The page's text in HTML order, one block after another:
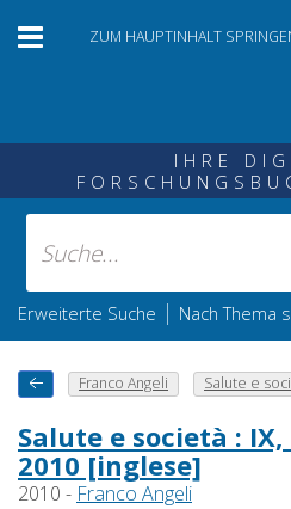
ZUM HAUPTINHALT
IHRE
Erweiterte Suche | Nach Thema
Franco Angeli Salute e
Salute e società :
2010 [inglese]
2010 - Franco Angeli